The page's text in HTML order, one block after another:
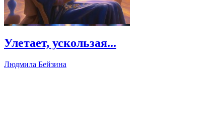
Улетает, ускользая...
Людмила Бейзина